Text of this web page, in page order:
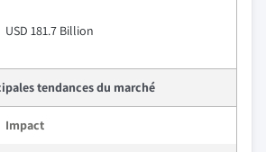
USD 181.7 Billion
tendances du marché
Impact